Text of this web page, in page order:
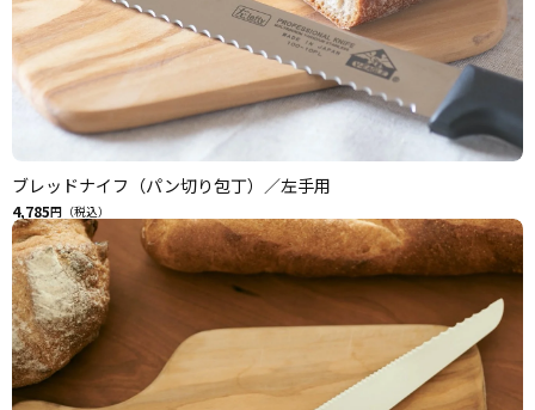
ブレッドナイフ（パン切り包丁）／左手用
4,785円（税込）